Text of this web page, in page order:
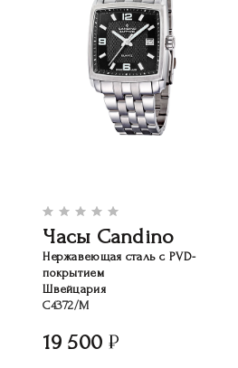
Часы Candino
Нержавеющая сталь с PVD-
покрытием
Швейцария
C4372/M
19 500